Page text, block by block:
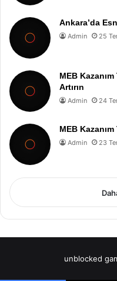
Ankara’da
Admin 25
MEB
Artırın
Admin 24
MEB
Admin 23
unblocked